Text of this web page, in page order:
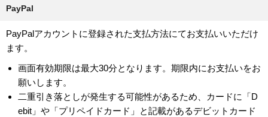
PayPal
PayPalアカウントに登録された支払方法にてお支払いいただけ
ます。
画面有効期限は最大30分となります。期限内にお支払いをお
願いします。
二重引き落としが発生する可能性があるため、カードに「D
ebit」や「プリペイドカード」と記載があるデビットカード